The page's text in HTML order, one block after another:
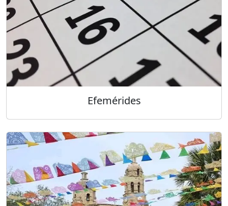
Efemérides